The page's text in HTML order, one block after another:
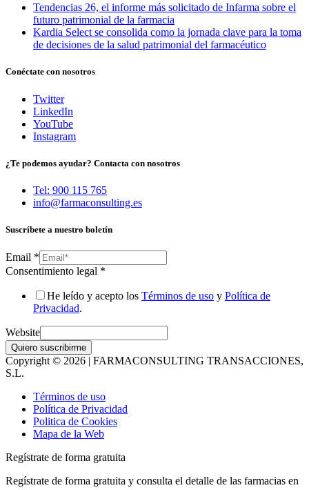
Tendencias 26, el informe más solicitado de Infarma sobre el
futuro patrimonial de la farmacia
Kardia Select se consolida como la jornada clave para la toma
de decisiones de la salud patrimonial del farmacéutico
Conéctate con nosotros
Twitter
LinkedIn
YouTube
Instagram
¿Te podemos ayudar? Contacta con nosotros
Tel: 900 115 765
info@farmaconsulting.es
Suscríbete a nuestro boletín
Email *
Consentimiento legal *
He leído y acepto los Términos de uso y Política de
Privacidad.
Website
Quiero suscribirme
Copyright © 2026 | FARMACONSULTING TRANSACCIONES,
S.L.
Términos de uso
Política de Privacidad
Politica de Cookies
Mapa de la Web
Regístrate de forma gratuita
Regístrate de forma gratuita y consulta el detalle de las farmacias en